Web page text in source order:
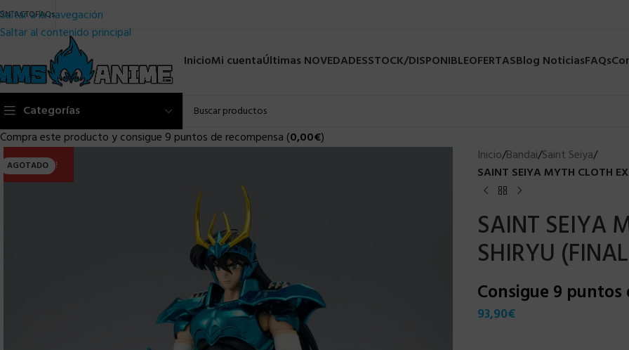
Saltar a la navegación
Saltar al contenido principal
FAQs
InicioMi cuentaÚltimas NOVEDADESSTOCK/DISPONIBLEOFERTASBlog NoticiasFAQs
Categorías
Compra este producto y consigue 9 puntos de recompensa (0,00€)
AGOTADO
ULTIMA!! Inicio/Bandai/Saint Seiya/
SAINT SEIYA MYTH CLOTH
SAINT SEIYA
SHIRYU
Consigue 9
93,90€